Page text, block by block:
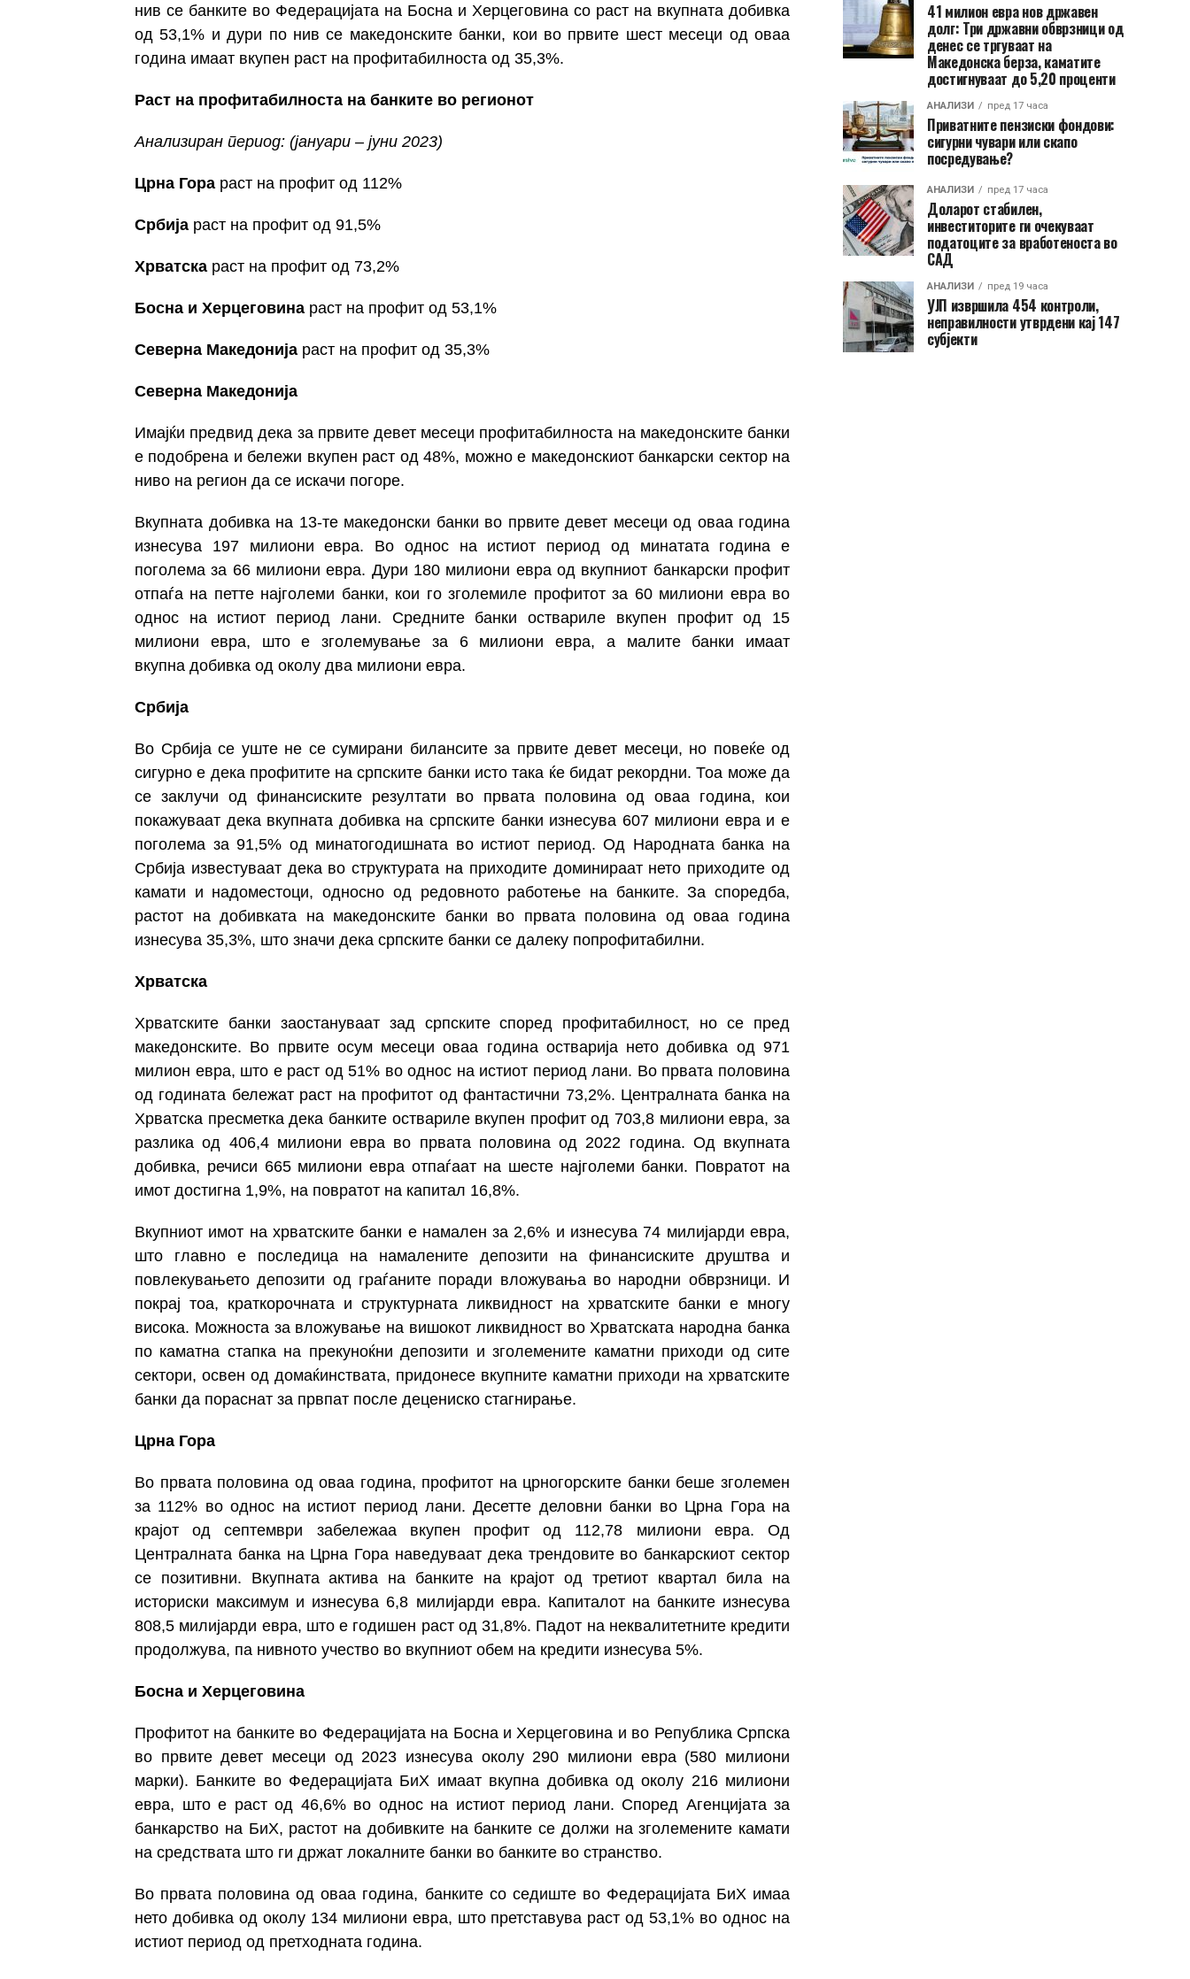
нив се банките во Федерацијата на Босна и Херцеговина со раст на вкупната добивка
од 53,1% и дури по нив се македонските банки, кои во првите шест месеци од оваа
година имаат вкупен раст на профитабилноста од 35,3%.
Раст на профитабилноста на банките во регионот
Анализиран период: (јануари – јуни 2023)
Црна Гора раст на профит од 112%
Србија раст на профит од 91,5%
Хрватска раст на профит од 73,2%
Босна и Херцеговина раст на профит од 53,1%
Северна Македонија раст на профит од 35,3%
Северна Македонија
Имајќи предвид дека за првите девет месеци профитабилноста на македонските банки
е подобрена и бележи вкупен раст од 48%, можно е македонскиот банкарски сектор на
ниво на регион да се искачи погоре.
Вкупната добивка на 13-те македонски банки во првите девет месеци од оваа година
изнесува 197 милиони евра. Во однос на истиот период од минатата година е
поголема за 66 милиони евра. Дури 180 милиони евра од вкупниот банкарски профит
отпаѓа на петте најголеми банки, кои го зголемиле профитот за 60 милиони евра во
однос на истиот период лани.
Средните банки оствариле вкупен
профит од 15
милиони евра, што е зголемување за 6
милиони евра, а малите банки
имаат
вкупна добивка од околу два милиони евра.
Србија
Во Србија се уште не се сумирани билансите за првите девет месеци, но повеќе од
сигурно е дека профитите на српските банки исто така ќе бидат рекордни. Тоа може да
се заклучи од финансиските резултати во првата половина од оваа година, кои
покажуваат дека вкупната добивка на српските банки изнесува 607 милиони евра и е
поголема за 91,5% од минатогодишната во истиот период. Од Народната банка на
Србија известуваат дека во структурата на приходите доминираат нето приходите од
камати и надоместоци, односно од редовното работење на банките. За споредба,
растот на добивката на македонските банки во првата половина од оваа година
изнесува 35,3%, што значи дека српските банки се далеку попрофитабилни.
Хрватска
Хрватските банки заостануваат зад српските според профитабилност, но се пред
македонските. Во првите осум месеци оваа година остварија нето добивка од 971
милион евра, што е раст од 51% во однос на истиот период лани. Во првата половина
од годината бележат раст на профитот од фантастични 73,2%. Централната банка на
Хрватска пресметка дека банките оствариле вкупен профит од 703,8 милиони евра, за
разлика од 406,4 милиони евра во првата половина од 2022 година. Од вкупната
добивка, речиси 665 милиони евра отпаѓаат на шесте најголеми банки. Повратот на
имот достигна 1,9%, на повратот на капитал 16,8%.
Вкупниот имот на хрватските банки е намален за 2,6% и изнесува 74 милијарди евра,
што главно е последица на намалените депозити на финансиските друштва и
повлекувањето депозити од граѓаните поради вложувања во народни обврзници. И
покрај тоа, краткорочната и структурната ликвидност на хрватските банки е многу
висока. Можноста за вложување на вишокот ликвидност во Хрватската народна банка
по каматна стапка на прекуноќни депозити и зголемените каматни приходи од сите
сектори, освен од домаќинствата, придонесе вкупните каматни приходи на хрватските
банки да пораснат за првпат после децениско стагнирање.
Црна Гора
Во првата половина од оваа година, профитот на црногорските банки беше зголемен
за 112% во однос на истиот период лани. Десетте деловни банки во Црна Гора на
крајот од септември забележаа
вкупен профит од 112,78 милиони евра.
Од
Централната банка на Црна Гора наведуваат дека трендовите во банкарскиот сектор
се позитивни. Вкупната актива на банките на крајот од третиот квартал била на
историски максимум и изнесува 6,8 милијарди евра. Капиталот на банките изнесува
808,5 милијарди евра, што е годишен раст од 31,8%. Падот на неквалитетните кредити
продолжува, па нивното учество во вкупниот обем на кредити изнесува 5%.
Босна и Херцеговина
Профитот на банките во Федерацијата на Босна и Херцеговина и во Република Српска
во првите девет месеци од 2023 изнесува околу 290 милиони евра (580 милиони
марки). Банките во Федерацијата БиХ имаат вкупна добивка од околу 216 милиони
евра, што е раст од 46,6% во однос на истиот период лани. Според Агенцијата за
банкарство на БиХ, растот на добивките на банките се должи на зголемените камати
на средствата што ги држат локалните банки во банките во странство.
Во првата половина од оваа година, банките со седиште во Федерацијата БиХ имаа
нето добивка од околу 134 милиони евра, што претставува раст од 53,1% во однос на
истиот период од претходната година.
41 милион евра нов државен
долг: Три државни обврзници од
денес се тргуваат на
Македонска берза, каматите
достигнуваат до 5,20 проценти
АНАЛИЗИ пред 17 часа
Приватните пензиски фондови:
сигурни чувари или скапо
посредување?
АНАЛИЗИ пред 17 часа
Доларот стабилен,
инвеститорите ги очекуваат
податоците за вработеноста во
САД
АНАЛИЗИ пред 19 часа
УЈП извршила 454 контроли,
неправилности утврдени кај 147
субјекти